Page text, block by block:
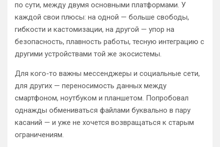
по сути, между двумя основными платформами. У
каждой свои плюсы: на одной — больше свободы,
гибкости и кастомизации, на другой — упор на
безопасность, плавность работы, тесную интеграцию с
другими устройствами той же экосистемы.
Для кого-то важны мессенджеры и социальные сети,
для других — переносимость данных между
смартфоном, ноутбуком и планшетом. Попробовал
однажды обмениваться файлами буквально в пару
касаний — и уже не хочется возвращаться к старым
ограничениям.